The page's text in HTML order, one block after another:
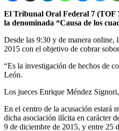
El Tribunal Oral Federal 7 (TOF
la denominada “Causa de los
Desde las 9:30 y de manera online,
2015 con el objetivo de cobrar
“Es la investigación de hechos de
León.
Los jueces Enrique Méndez
En el centro de la acusación estará
dicha asociación ilícita en carácter
9 de diciembre de 2015, y entre 25